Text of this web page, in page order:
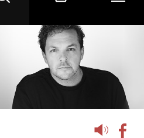
Lyssna